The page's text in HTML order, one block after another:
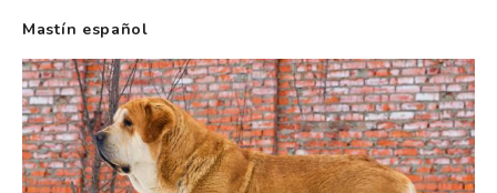
Mastín español